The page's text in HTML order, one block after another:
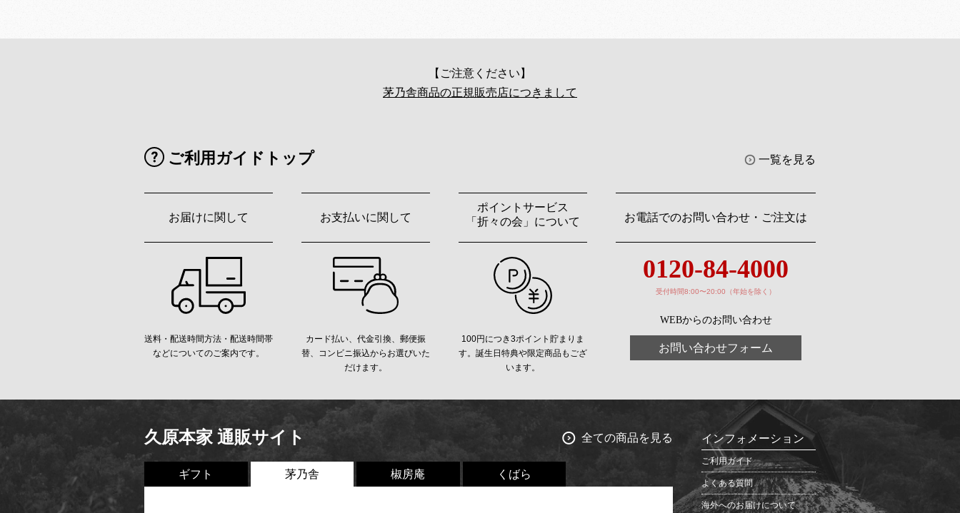
【ご注意ください】
茅乃舎商品の正規販売店につきまして
ご利用ガイドトップ 一覧を見る
お届けに関して
送料・配送時間方法・配送時間帯
などについてのご案内です。
お支払いに関して
カード払い、代金引換、郵便振
替、コンビニ振込からお選びいた
だけます。
ポイントサービス
「折々の会」について
100円につき3ポイント貯まりま
す。誕生日特典や限定商品もござ
います。
お電話でのお問い合わせ・ご注文は
0120-84-4000
受付時間8:00〜20:00（年始を除く）
WEBからのお問い合わせ
お問い合わせフォーム
久原本家 通販サイト 全ての商品を見る
ギフト 茅乃舎 椒房庵 くばら
インフォメーション
ご利用ガイド
よくある質問
海外へのお届けについて